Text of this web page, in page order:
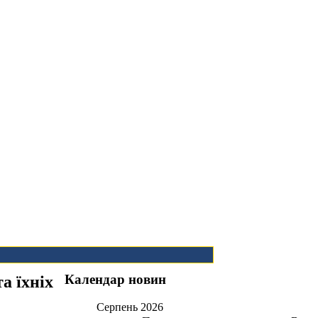
їхніх Календар новин
Серпень 2026